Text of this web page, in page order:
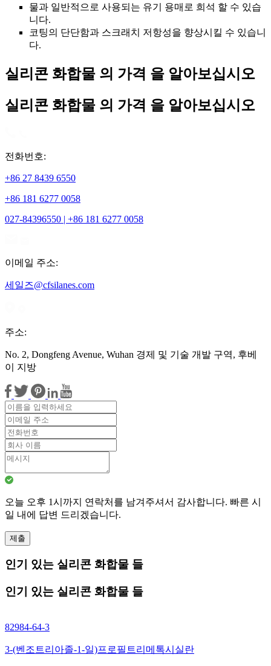
물과 일반적으로 사용되는 유기 용매로 희석 할 수 있습
니다.
코팅의 단단함과 스크래치 저항성을 향상시킬 수 있습니
다.
실리콘 화합물 의 가격 을 알아보십시오
실리콘 화합물 의 가격 을 알아보십시오
전화번호:
+86 27 8439 6550
+86 181 6277 0058
027-84396550 | +86 181 6277 0058
이메일 주소:
세일즈@cfsilanes.com
주소:
No. 2, Dongfeng Avenue, Wuhan 경제 및 기술 개발 구역, 후베
이 지방
오늘 오후 1시까지 연락처를 남겨주셔서 감사합니다. 빠른 시
일 내에 답변 드리겠습니다.
제출
인기 있는 실리콘 화합물 들
인기 있는 실리콘 화합물 들
82984-64-3
3-(벤조트리아졸-1-일)프로필트리메톡시실란